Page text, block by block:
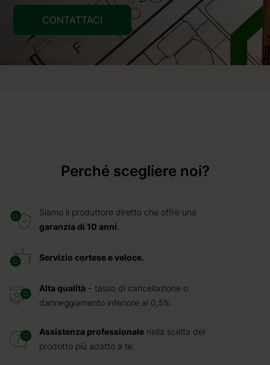
CONTATTACI
Perché scegliere noi?
Siamo il produttore diretto che offre una
garanzia di 10 anni.
Servizio cortese e veloce.
Alta qualità – tasso di cancellazione o
danneggiamento inferiore al 0,5%.
Assistenza professionale nella scelta del
prodotto più adatto a te.